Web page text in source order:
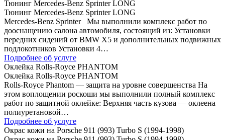
Тюнинг Mercedes-Benz Sprinter LONG
Тюнинг Mercedes-Benz Sprinter LONG
Mercedes-Benz Sprinter Мы выполнили комплекс работ по
дооснащению салона автомобиля, состоящий из: Установки
передних сидений от BMW Х5 и дополнительных подвижных
подлокотников Установки 4…
Подробнее об услуге
Оклейка Rolls-Royce PHANTOM
Оклейка Rolls-Royce PHANTOM
Rolls-Royce Phantom — защита на уровне совершенства На
этом воплощении роскоши мы выполнили полный комплекс
работ по защитной оклейке: Верхняя часть кузова — оклеена
полиуретановой…
Подробнее об услуге
Окрас кожи на Porsche 911 (993) Turbo S (1994-1998)